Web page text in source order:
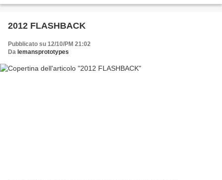
2012 FLASHBACK
Pubblicato su 12/10/PM 21:02
Da lemansprototypes